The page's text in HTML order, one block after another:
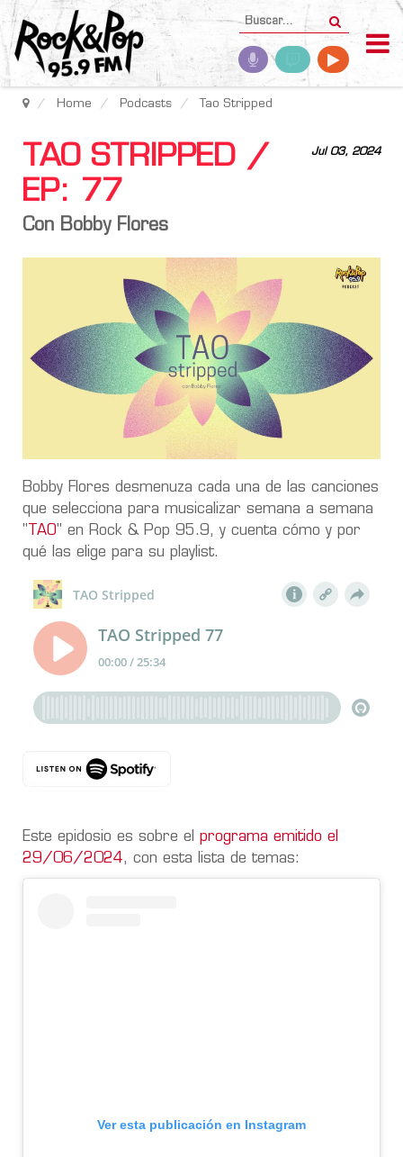
Home Podcasts Tao Stripped
Jul 03, 2024
TAO STRIPPED /
EP: 77
Con Bobby Flores
Bobby Flores desmenuza cada una de las canciones
que selecciona para musicalizar semana a semana
" TAO" en Rock & Pop 95.9, y cuenta cómo y por
qué las elige para su playlist.
Este epidosio es sobre el programa emitido el
29/06/2024, con esta lista de temas:
Ver esta publicación en Instagram